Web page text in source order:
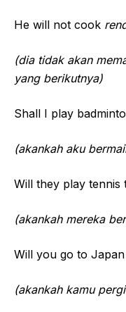
He will not cook
(dia tidak akan
yang berikutnya)
Shall I play
(akankah aku
Will they play
(akankah mereka
Will you go to
(akankah kamu